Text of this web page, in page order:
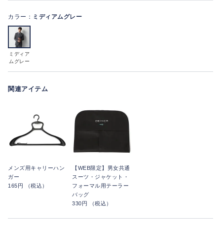
カラー： ミディアムグレー
ミディア
ムグレー
関連アイテム
メンズ用キャリーハン
ガー
165円 （税込）
【WEB限定】男女共通
スーツ・ジャケット・
フォーマル用テーラー
バッグ
330円 （税込）